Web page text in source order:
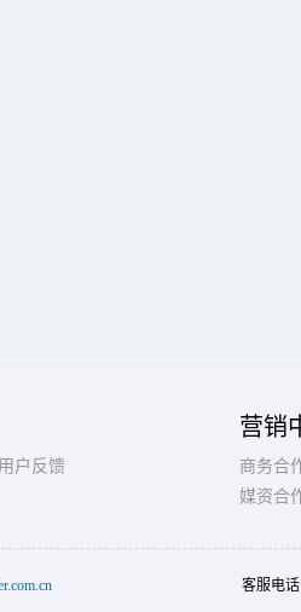
用户反馈
营销
商务合
媒资合
客服电